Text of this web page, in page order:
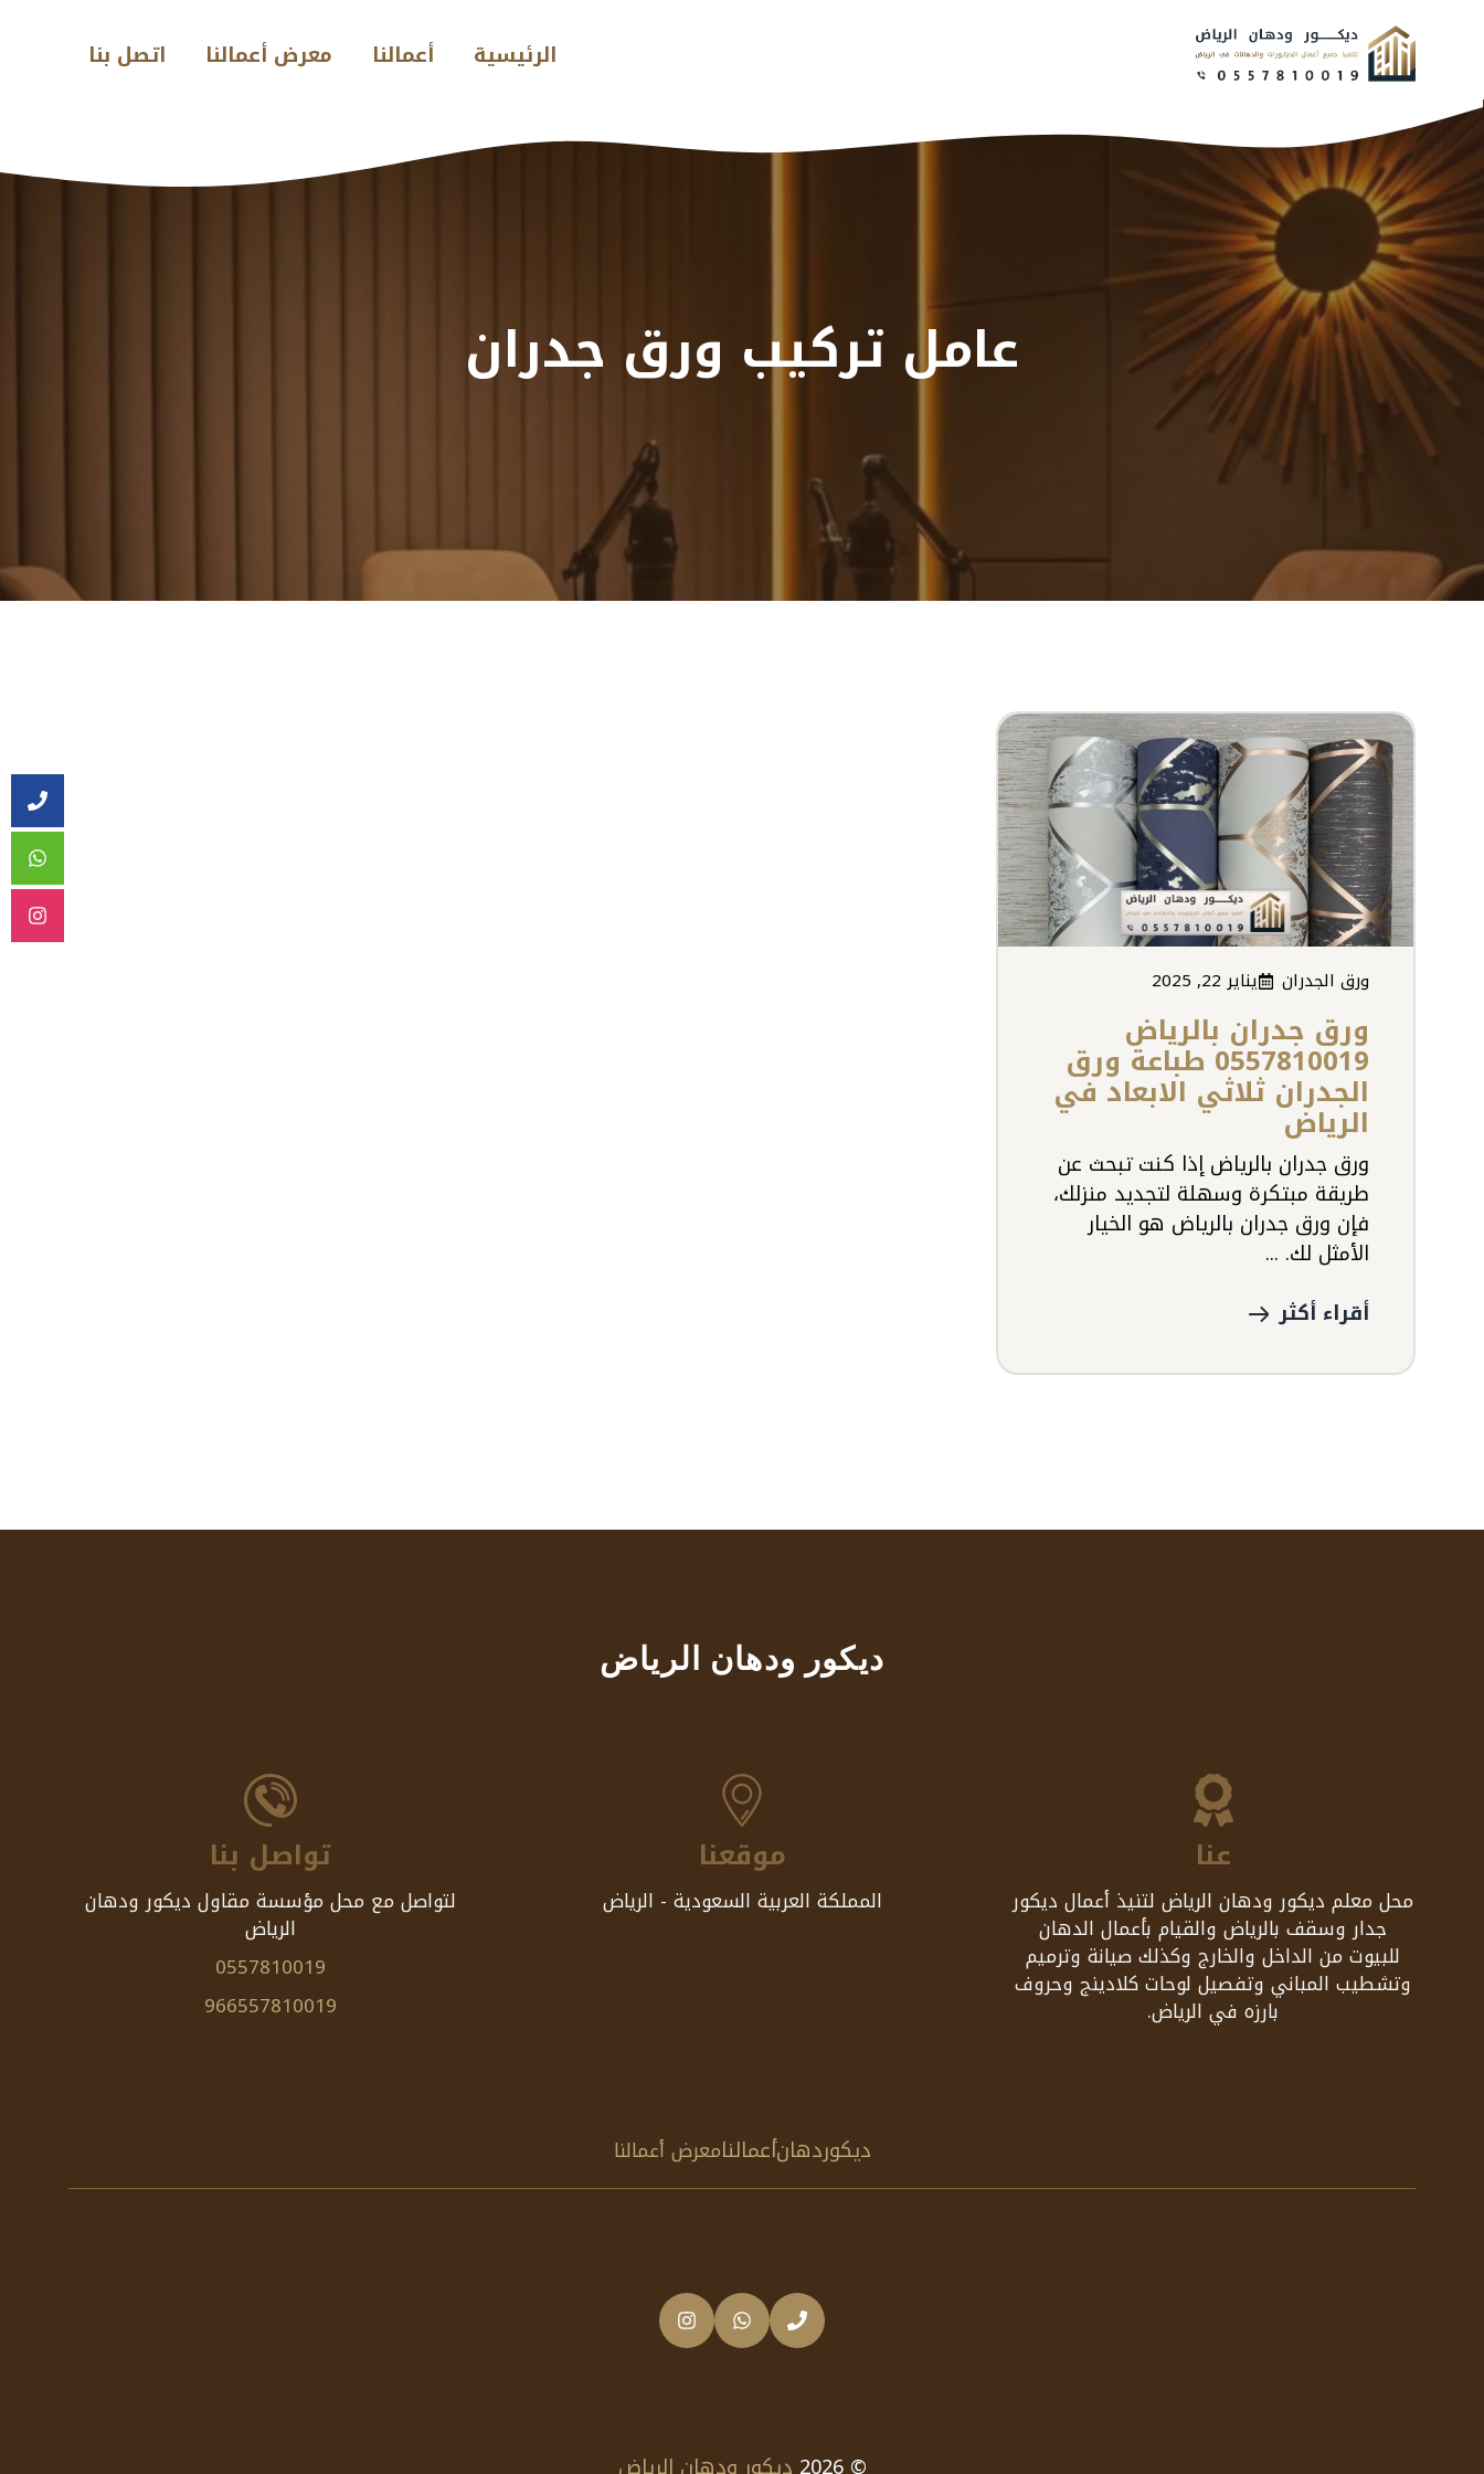
المحتوى الرئيسية أعمالنا معرض أعمالنا اتصل بنا
عامل تركيب ورق جدران
ورق الجدران يناير 22, 2025
ورق جدران بالرياض
0557810019 طباعة ورق
الجدران ثلاثي الابعاد في
الرياض
ورق جدران بالرياض إذا كنت تبحث عن
طريقة مبتكرة وسهلة لتجديد منزلك،
فإن ورق جدران بالرياض هو الخيار
الأمثل لك. ...
أقراء أكثر
ديكور ودهان الرياض
عنا
محل معلم ديكور ودهان الرياض لتنيذ أعمال ديكور
جدار وسقف بالرياض والقيام بأعمال الدهان
للبيوت من الداخل والخارج وكذلك صيانة وترميم
وتشطيب المباني وتفصيل لوحات كلادينج وحروف
بارزه في الرياض.
موقعنا
المملكة العربية السعودية - الرياض
تواصل بنا
لتواصل مع محل مؤسسة مقاول ديكور ودهان
الرياض
0557810019
966557810019
ديكوردهانأعمالنامعرض أعمالنا